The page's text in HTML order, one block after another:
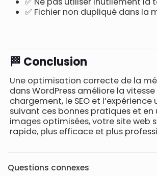
✅ Fichier non dupliqué dans la
🏁 Conclusion
Une optimisation correcte de la
dans WordPress améliore la
chargement, le SEO et l’expérience
suivant ces bonnes pratiques et en
images optimisées, votre site web
rapide, plus efficace et plus
Questions connexes